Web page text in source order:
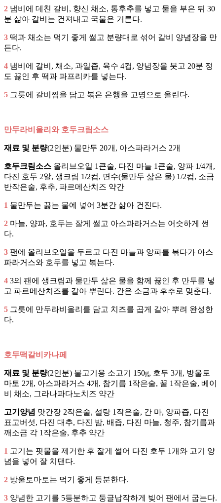
2 냄비에 데친 갈비, 향신 채소, 통후추를 넣고 물을 부은 뒤 30
분 삶아 갈비는 건져내고 국물은 거른다.
3 떡과 채소는 먹기 좋게 썰고 분량대로 섞어 갈비 양념장을 만
든다.
4 냄비에 갈비, 채소, 과일즙, 육수 4컵, 양념장을 붓고 20분 정
도 끓인 후 떡과 파프리카를 넣는다.
5 그릇에 갈비찜을 담고 볶은 은행을 고명으로 올린다.
만두라비올리와 호두크림소스
재료 및 분량(2인분) 물만두 20개, 아스파라거스 2개
호두크림소스 올리브오일 1큰술, 다진 마늘 1큰술, 양파 1/4개,
다진 호두 2알, 생크림 1/2컵, 면수(물만두 삶은 물) 1/2컵, 소금
반작은술, 후추, 파르메산치즈 약간
1 물만두는 끓는 물에 넣어 3분간 삶아 건진다.
2 마늘, 양파, 호두는 잘게 썰고 아스파라거스는 어슷하게 썬
다.
3 팬에 올리브오일을 두르고 다진 마늘과 양파를 볶다가 아스
파라거스와 호두를 넣고 볶는다.
4 3의 팬에 생크림과 물만두 삶은 물을 함께 끓인 후 만두를 넣
고 파르메산치즈를 갈아 뿌린다. 간은 소금과 후추로 맞춘다.
5 그릇에 만두라비올리를 담고 치즈를 곱게 갈아 뿌려 완성한
다.
호두떡갈비카나페
재료 및 분량(2인분) 불고기용 소고기 150g, 호두 3개, 방울토
마토 2개, 아스파라거스 4개, 참기름 1작은술, 꿀 1작은술, 베이
비 채소, 그라나파다노치즈 약간
고기양념 맛간장 2작은술, 설탕 1작은술, 간 마, 양파즙, 다진
표고버섯, 다진 대추, 다진 밤, 배즙, 다진 마늘, 청주, 참기름과
깨소금 각 1작은술, 후추 약간
1 고기는 핏물을 제거한 후 잘게 썰어 다진 호두 1개와 고기 양
념을 넣어 잘 치댄다.
2 방울토마토는 먹기 좋게 등분한다.
3 양념한 고기를 5등분하고 둥글납작하게 빚어 팬에서 굽는다.